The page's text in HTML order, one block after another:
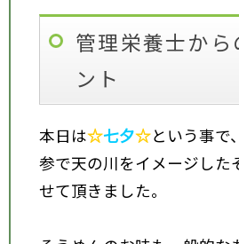
管理栄養士から
ント
本日は☆七夕☆という事で
参で天の川をイメージした
せて頂きました。